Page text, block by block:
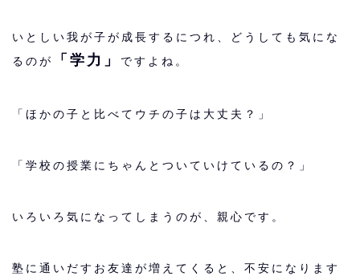
いとしい我が子が成長するにつれ、どうしても気にな
るのが
「学力」 ですよね。
「ほかの子と比べてウチの子は大丈夫？」
「学校の授業にちゃんとついていけているの？」
いろいろ気になってしまうのが、親心です。
塾に通いだすお友達が増えてくると、不安になります